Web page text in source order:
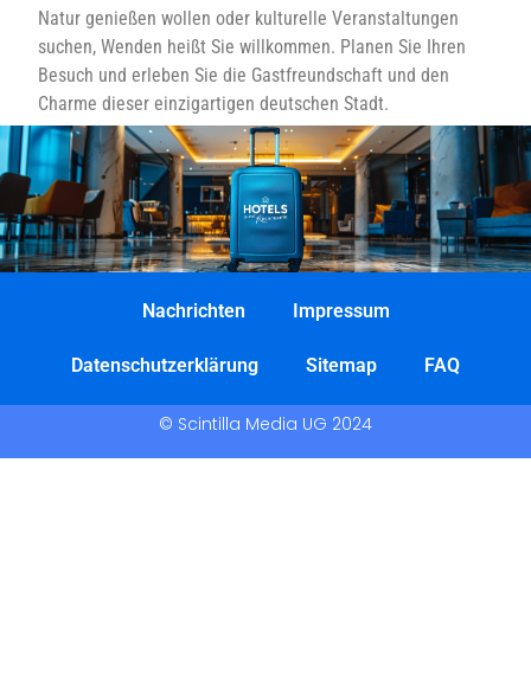
Natur genießen wollen oder kulturelle Veranstaltungen
suchen, Wenden heißt Sie willkommen. Planen Sie Ihren
Besuch und erleben Sie die Gastfreundschaft und den
Charme dieser einzigartigen deutschen Stadt.
Nachrichten Impressum
Datenschutzerklärung Sitemap FAQ
© Scintilla Media UG 2024